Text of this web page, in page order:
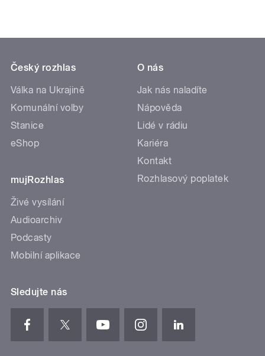
Český rozhlas
Válka na Ukrajině
Komunální volby
Stanice
eShop
mujRozhlas
Živé vysílání
Audioarchiv
Podcasty
Mobilní aplikace
O nás
Jak nás naladíte
Nápověda
Lidé v rádiu
Kariéra
Kontakt
Rozhlasový poplatek
Sledujte nás